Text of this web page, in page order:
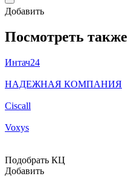
Добавить
Посмотреть также
Интач24
НАДЕЖНАЯ КОМПАНИЯ
Ciscall
Voxys
Подобрать КЦ
Добавить